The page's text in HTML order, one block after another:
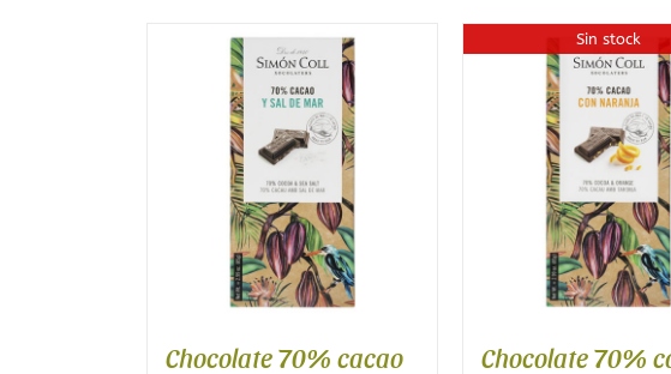
Chocolate 70% cacao
Sin stock
Chocolate 70%